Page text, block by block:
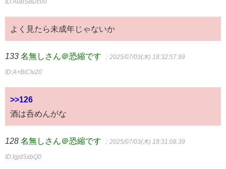
ID:AuBSBDc00
よく見たら未成年じゃないか
133 名無しさん＠恐縮です ：2025/07/03(木) 18:32:57.99
ID:A+BiCIv20
>>126
酒は呑めんがな
128 名無しさん＠恐縮です ：2025/07/03(木) 18:31:08.39
ID:IgjdSxbQ0